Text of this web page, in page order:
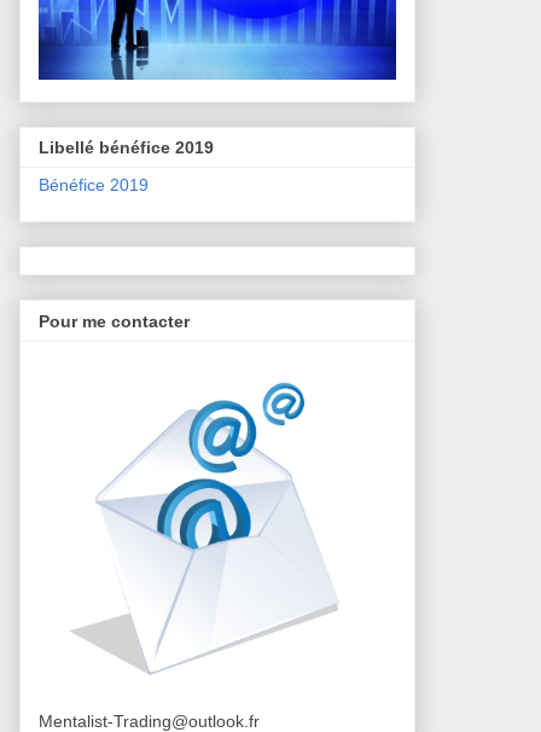
Libellé bénéfice 2019
Bénéfice 2019
Pour me contacter
Mentalist-Trading@outlook.fr